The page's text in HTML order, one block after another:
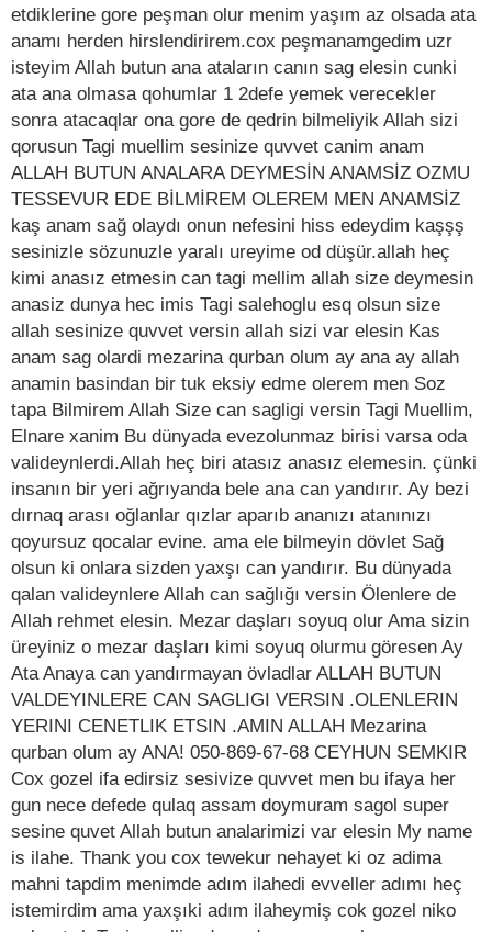
etdiklerine gore peşman olur menim yaşım az olsada ata
anamı herden hirslendirirem.cox peşmanamgedim uzr
isteyim Allah butun ana ataların canın sag elesin cunki
ata ana olmasa qohumlar 1 2defe yemek verecekler
sonra atacaqlar ona gore de qedrin bilmeliyik Allah sizi
qorusun Tagi muellim sesinize quvvet canim anam
ALLAH BUTUN ANALARA DEYMESİN ANAMSİZ OZMU
TESSEVUR EDE BİLMİREM OLEREM MEN ANAMSİZ
kaş anam sağ olaydı onun nefesini hiss edeydim kaşşş
sesinizle sözunuzle yaralı ureyime od düşür.allah heç
kimi anasız etmesin can tagi mellim allah size deymesin
anasiz dunya hec imis Tagi salehoglu esq olsun size
allah sesinize quvvet versin allah sizi var elesin Kas
anam sag olardi mezarina qurban olum ay ana ay allah
anamin basindan bir tuk eksiy edme olerem men Soz
tapa Bilmirem Allah Size can sagligi versin Tagi Muellim,
Elnare xanim Bu dünyada evezolunmaz birisi varsa oda
valideynlerdi.Allah heç biri atasız anasız elemesin. çünki
insanın bir yeri ağrıyanda bele ana can yandırır. Ay bezi
dırnaq arası oğlanlar qızlar aparıb ananızı atanınızı
qoyursuz qocalar evine. ama ele bilmeyin dövlet Sağ
olsun ki onlara sizden yaxşı can yandırır. Bu dünyada
qalan valideynlere Allah can sağlığı versin Ölenlere de
Allah rehmet elesin. Mezar daşları soyuq olur Ama sizin
üreyiniz o mezar daşları kimi soyuq olurmu göresen Ay
Ata Anaya can yandırmayan övladlar ALLAH BUTUN
VALDEYINLERE CAN SAGLIGI VERSIN .OLENLERIN
YERINI CENETLIK ETSIN .AMIN ALLAH Mezarina
qurban olum ay ANA! 050-869-67-68 CEYHUN SEMKIR
Cox gozel ifa edirsiz sesivize quvvet men bu ifaya her
gun nece defede qulaq assam doymuram sagol super
sesine quvet Allah butun analarimizi var elesin My name
is ilahe. Thank you cox tewekur nehayet ki oz adima
mahni tapdim menimde adım ilahedi evveller adımı heç
istemirdim ama yaxşıki adım ilaheymiş cok gozel niko